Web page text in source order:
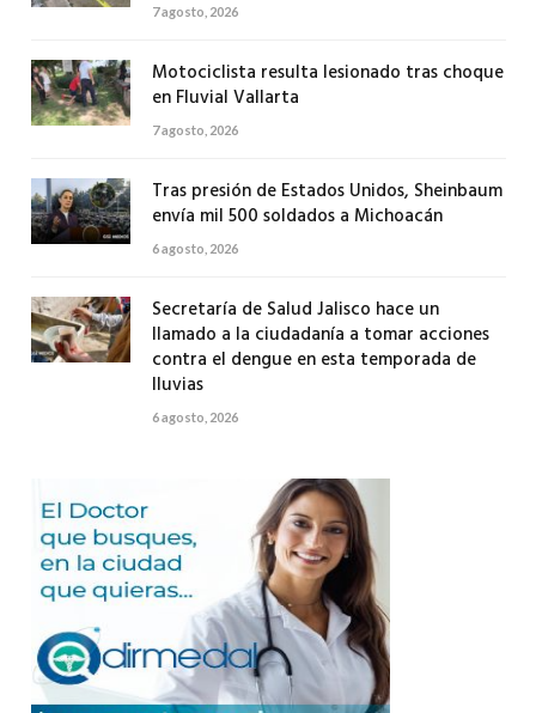
7 agosto, 2026
Motociclista resulta lesionado tras choque
en Fluvial Vallarta
7 agosto, 2026
Tras presión de Estados Unidos, Sheinbaum
envía mil 500 soldados a Michoacán
6 agosto, 2026
Secretaría de Salud Jalisco hace un
llamado a la ciudadanía a tomar acciones
contra el dengue en esta temporada de
lluvias
6 agosto, 2026